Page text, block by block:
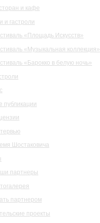
и кафе
и гастроли
«Площадь Искусств»
«Музыкальная коллекция»
«Барокко в белую ночь»
публикации
Шостаковича
партнеры
партнером
проекты